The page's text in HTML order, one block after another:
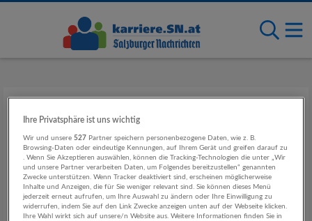
Bewerben für Web- &
Performance-Entwickler
(m/w/d) – Fokus: AI & Digital
Experience – Vollzeit in
Salzburg
Ihre Privatsphäre ist uns wichtig
Wir und unsere527 Partner speichern personenbezogene Daten, wie z. B.
Browsing-Daten oder eindeutige Kennungen, auf Ihrem Gerät und greifen darauf zu
. Wenn Sie Akzeptieren auswählen, können die Tracking-Technologien die unter „Wir
und unsere Partner verarbeiten Daten, um Folgendes bereitzustellen“ genannten
Zwecke unterstützen. Wenn Tracker deaktiviert sind, erscheinen möglicherweise
Inhalte und Anzeigen, die für Sie weniger relevant sind. Sie können dieses Menü
jederzeit erneut aufrufen, um Ihre Auswahl zu ändern oder Ihre Einwilligung zu
widerrufen, indem Sie auf den Link Zwecke anzeigen unten auf der Webseite klicken.
Ihre Wahl wirkt sich auf unsere/n Website aus. Weitere Informationen finden Sie in